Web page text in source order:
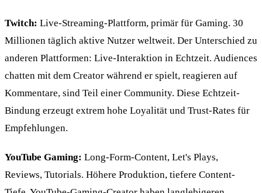
Twitch: Live-Streaming-Plattform, primär für Gaming. 30
Millionen täglich aktive Nutzer weltweit. Der Unterschied zu
anderen Plattformen: Live-Interaktion in Echtzeit. Audiences
chatten mit dem Creator während er spielt, reagieren auf
Kommentare, sind Teil einer Community. Diese Echtzeit-
Bindung erzeugt extrem hohe Loyalität und Trust-Rates für
Empfehlungen.
YouTube Gaming: Long-Form-Content, Let's Plays,
Reviews, Tutorials. Höhere Produktion, tiefere Content-